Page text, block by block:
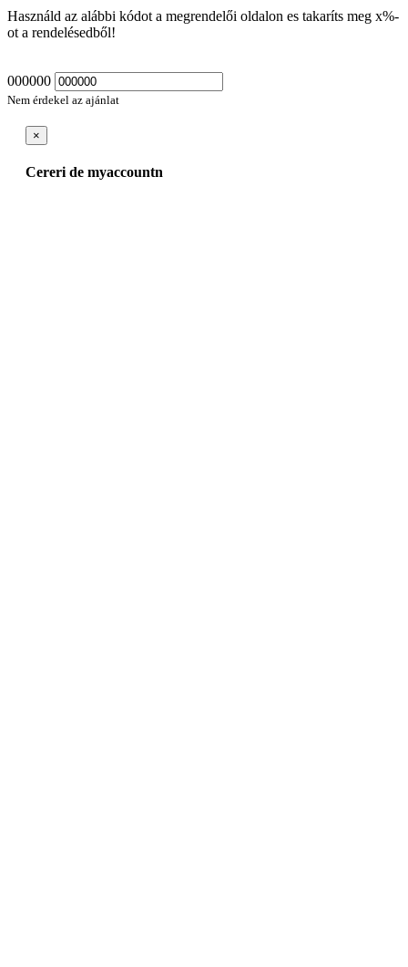
Használd az alábbi kódot a megrendelői oldalon es takaríts meg x%-
ot a rendelésedből!
000000
Nem érdekel az ajánlat
×
Cereri de myaccountn